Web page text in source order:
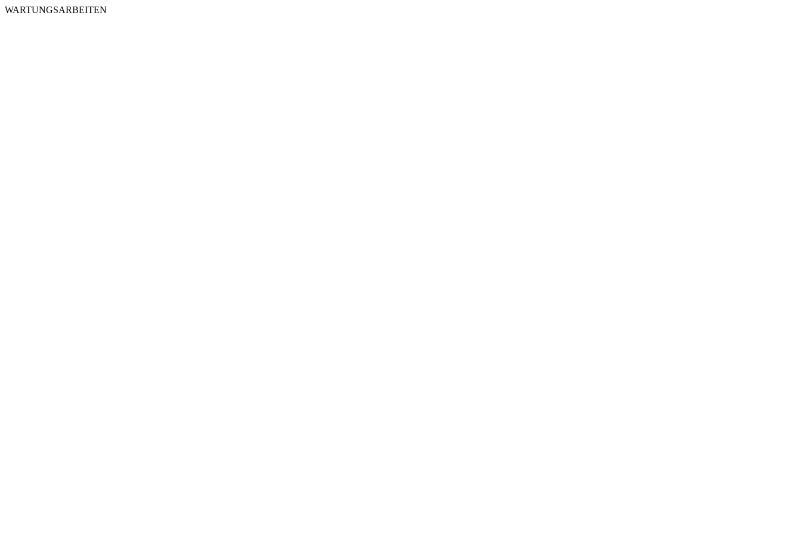
WARTUNGSARBEITEN